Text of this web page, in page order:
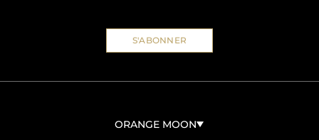
S'ABONNER
ORANGE MOON